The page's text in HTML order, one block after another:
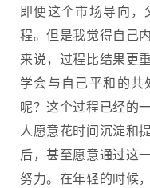
即便这个市场导向
程。但是我觉得自己
来说，过程比结果更
学会与自己平和的
呢？这个过程已经的
人愿意花时间沉淀和
后，甚至愿意通过这
努力。在年轻的时候